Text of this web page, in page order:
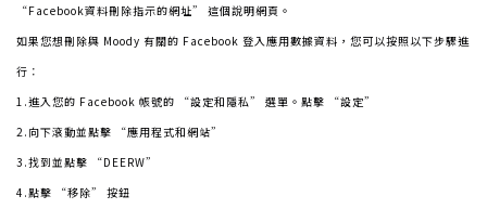
“Facebook資料刪除指示的網址” 這個說明網頁。
如果您想刪除與 Moody 有關的 Facebook 登入應用數據資料，您可以按照以下步驟進
行：
1.進入您的 Facebook 帳號的 “設定和隱私” 選單。點擊 “設定”
2.向下滾動並點擊 “應用程式和網站”
3.找到並點擊 “DEERW”
4.點擊 “移除” 按鈕